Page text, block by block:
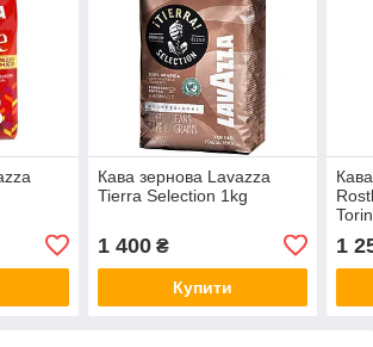
Кава зернова Lavazza
Tierra Selection 1kg
1 400₴
Купити
1